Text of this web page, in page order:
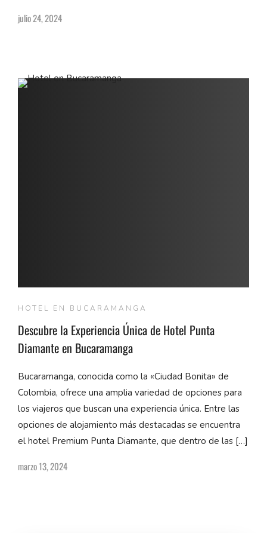
julio 24, 2024
HOTEL EN BUCARAMANGA
Descubre la Experiencia Única de Hotel Punta
Diamante en Bucaramanga
Bucaramanga, conocida como la «Ciudad Bonita» de
Colombia, ofrece una amplia variedad de opciones para
los viajeros que buscan una experiencia única. Entre las
opciones de alojamiento más destacadas se encuentra
el hotel Premium Punta Diamante, que dentro de las […]
marzo 13, 2024